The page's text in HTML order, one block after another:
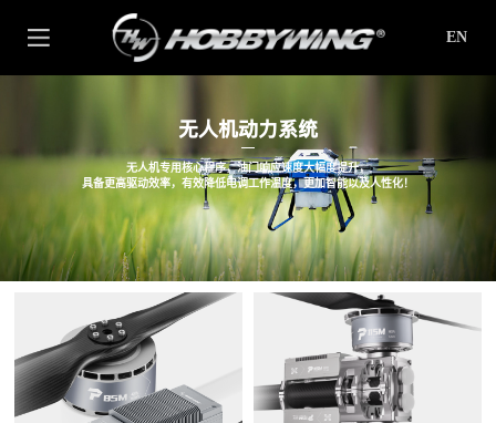
EN
无人机动力系统
无人机专用核心程序，油门响应速度大幅度提升，
具备更高驱动效率，有效降低电调工作温度，更加智能以及人性化！